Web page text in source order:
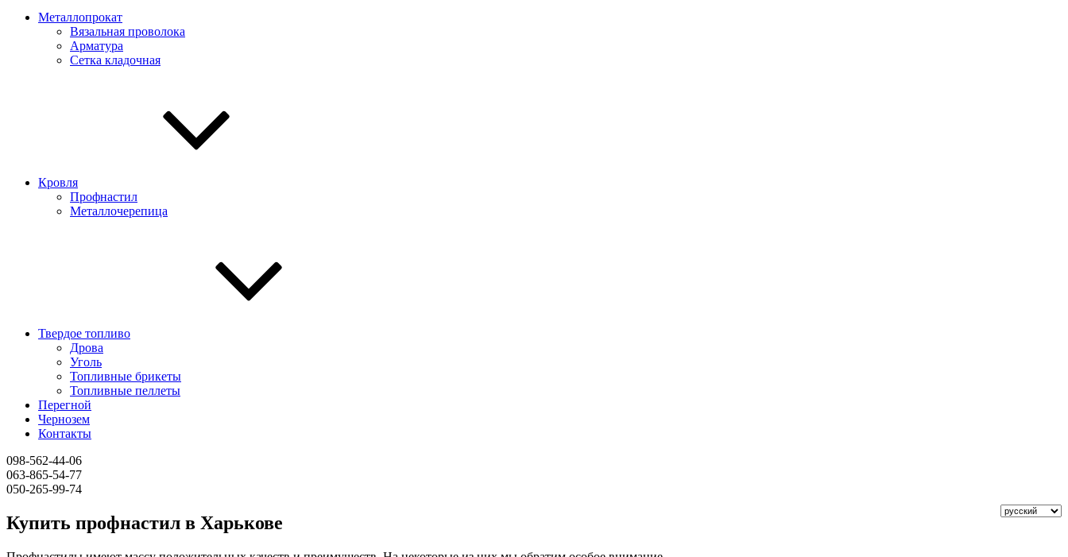
Металлопрокат
Вязальная проволока
Арматура
Сетка кладочная
Кровля
Профнастил
Металлочерепица
Твердое топливо
Дрова
Уголь
Топливные брикеты
Топливные пеллеты
Перегной
Чернозем
Контакты
098-562-44-06
063-865-54-77
050-265-99-74
Купить профнастил в Харькове